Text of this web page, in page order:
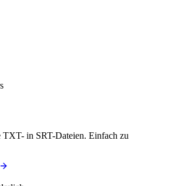
in SRT-Dateien. Einfach zu